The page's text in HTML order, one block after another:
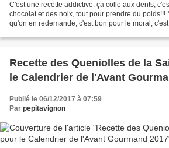
C'est une recette addictive: ça colle aux dents,
chocolat et des noix, tout pour prendre du poids!!!
qu'on en redemande, c'est bon pour le moral, c'est
Recette des Queniolles de la
le Calendrier de l'Avant
Publié le 06/12/2017 à 07:59
Par pepitavignon